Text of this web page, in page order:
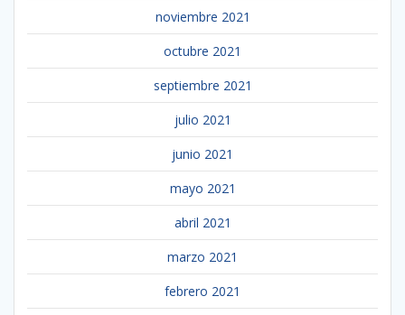
noviembre 2021
octubre 2021
septiembre 2021
julio 2021
junio 2021
mayo 2021
abril 2021
marzo 2021
febrero 2021